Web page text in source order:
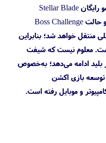
بازیکن‌ها اکنون می‌توانند به تجربه دمو رایگان Stellar Blade
بپردازند که شامل بخش‌های ابتدایی و حالت Boss Challenge
منتقل خواهد شد؛ بنابراین
معلوم نیست که شیفت
بلید ادامه می‌دهد؛ به‌خصوص
توسعه بازی اکشن
و موبایل رفته است.